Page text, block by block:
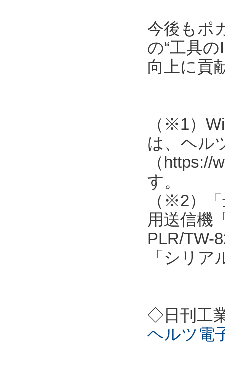
今後もポ
の“工具
向上に貢
（※1）
は、ヘル
（
す。
（※2）
用送信機
PLR/TW-
「シリ
◇日刊工
ヘルツ電